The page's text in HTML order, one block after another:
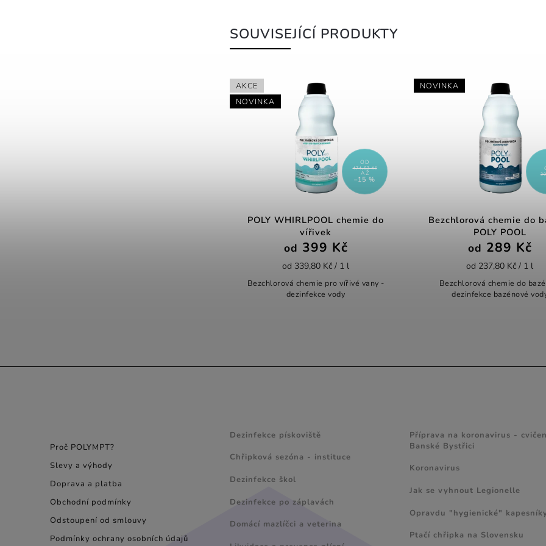
SOUVISEJÍCÍ PRODUKTY
AKCE
NOVINKA
OD
474,63 Kč
AŽ
–15 %
POLY WHIRLPOOL chemie do
vířivek
od 399 Kč
od 339,80 Kč / 1 l
Bezchlorová chemie pro vířivé vany -
dezinfekce vody
NOVINKA
Bezchlorová chemie do
POLY POOL
od 289 Kč
od 237,80 Kč / 1 l
Bezchlorová chemie do
dezinfekce bazénové
Proč POLYMPT?
Slevy a výhody
Doprava a platba
Obchodní podmínky
Odstoupení od smlouvy
Podmínky ochrany osobních údajů
Dezinfekce pískoviště
Chřipková sezóna - instituce
Dezinfekce škol
Dezinfekce po záplavách
Domácí mazlíčci a veterina
Příprava na koronavirus -
Banské Bystřici
Koronavirus
Jak se vyhnout Legionelle
Opravdu "hygienické"
Ptačí chřipka na Slovensku